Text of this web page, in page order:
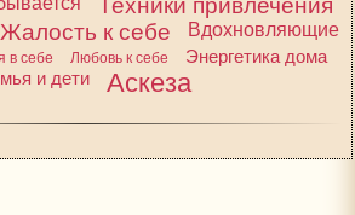
Жалость к себе
Вдохновляющие
в себе Любовь к себе
Энергетика дома
и дети
Аскеза